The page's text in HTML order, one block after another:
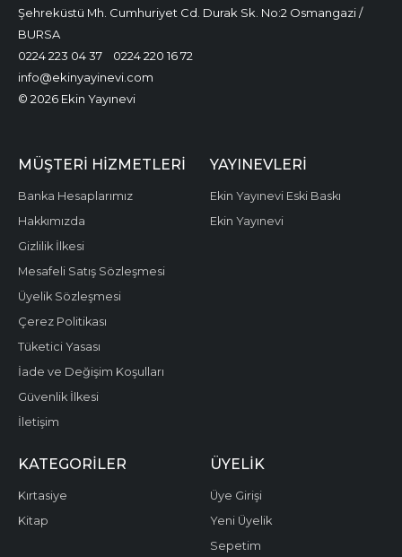
Şehreküstü Mh. Cumhuriyet Cd. Durak Sk. No:2 Osmangazi /
BURSA
0224 223 04 37
0224 220 16 72
info@ekinyayinevi.com
© 2026 Ekin Yayınevi
MÜŞTERI HIZMETLERI
Banka Hesaplarımız
Hakkımızda
Gizlilik İlkesi
Mesafeli Satış Sözleşmesi
Üyelik Sözleşmesi
Çerez Politikası
Tüketici Yasası
İade ve Değişim Koşulları
Güvenlik İlkesi
İletişim
YAYINEVLERI
Ekin Yayınevi Eski Baskı
Ekin Yayınevi
KATEGORILER
Kırtasiye
Kitap
ÜYELIK
Üye Girişi
Yeni Üyelik
Sepetim